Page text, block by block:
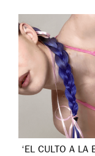
‘EL CULTO A LA